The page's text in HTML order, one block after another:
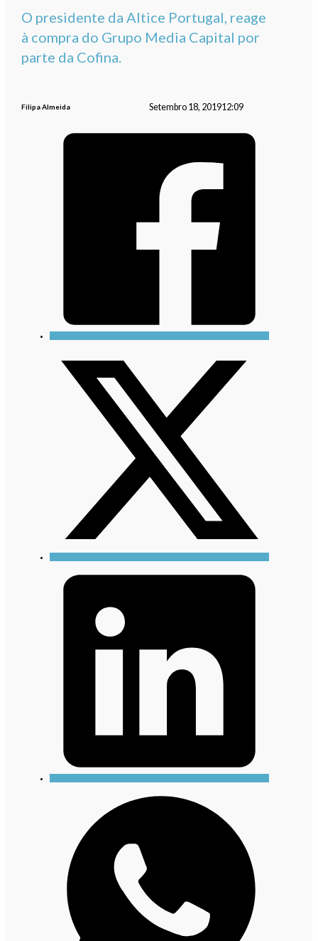
O presidente da Altice Portugal, reage
à compra do Grupo Media Capital por
parte da Cofina.
Filipa Almeida Setembro 18, 201912:09